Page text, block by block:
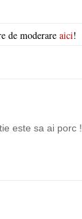
de moderare aici!
este sa ai porc !